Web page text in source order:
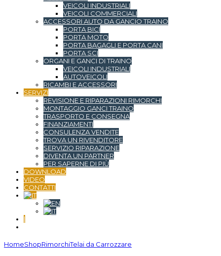
VEICOLI INDUSTRIALI
VEICOLI COMMERCIALI
ACCESSORI AUTO DA GANCIO TRAINO
PORTA BICI
PORTA MOTO
PORTA BAGAGLI E PORTA CANI
PORTA SCI
ORGANI E GANCI DI TRAINO
VEICOLI INDUSTRIALI
AUTOVEICOLI
RICAMBI E ACCESSORI
SERVIZI
REVISIONE E RIPARAZIONI RIMORCHI
MONTAGGIO GANCI TRAINO
TRASPORTO E CONSEGNA
FINANZIAMENTI
CONSULENZA VENDITE
TROVA UN RIVENDITORE
SERVIZIO RIPARAZIONE
DIVENTA UN PARTNER
PER SAPERNE DI PIÙ
DOWNLOAD
VIDEO
CONTATTI
|
HomeShopRimorchiTelai da Carrozzare